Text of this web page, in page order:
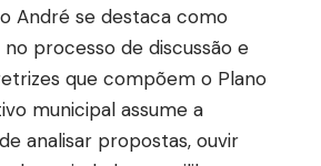
André se destaca como
processo de discussão e
que compõem o Plano
municipal assume a
analisar propostas, ouvir